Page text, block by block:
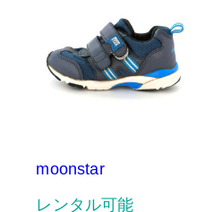
moonstar
レンタル可能